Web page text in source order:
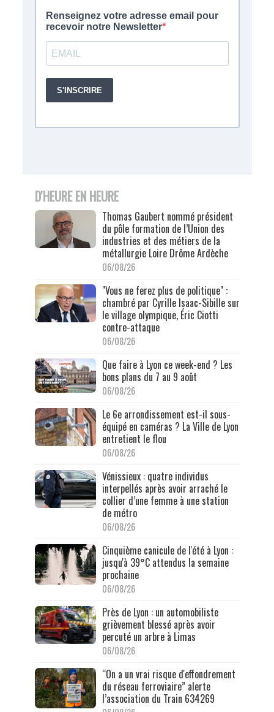
D'HEURE EN HEURE
Thomas Gaubert nommé président
du pôle formation de l’Union des
industries et des métiers de la
métallurgie Loire Drôme Ardèche
06/08/26
"Vous ne ferez plus de politique" :
chambré par Cyrille Isaac-Sibille sur
le village olympique, Éric Ciotti
contre-attaque
06/08/26
Que faire à Lyon ce week-end ? Les
bons plans du 7 au 9 août
06/08/26
Le 6e arrondissement est-il sous-
équipé en caméras ? La Ville de Lyon
entretient le flou
06/08/26
Vénissieux : quatre individus
interpellés après avoir arraché le
collier d’une femme à une station
de métro
06/08/26
Cinquième canicule de l'été à Lyon :
jusqu'à 39°C attendus la semaine
prochaine
06/08/26
Près de Lyon : un automobiliste
grièvement blessé après avoir
percuté un arbre à Limas
06/08/26
“On a un vrai risque d'effondrement
du réseau ferroviaire” alerte
l’association du Train 634269